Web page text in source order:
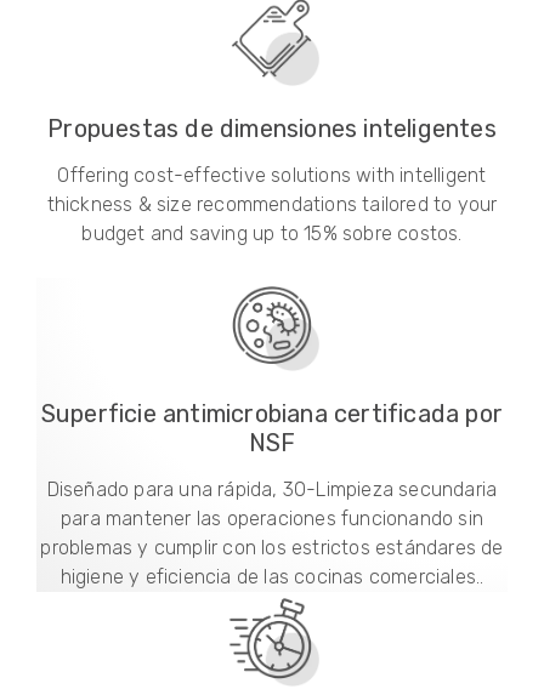
Propuestas de dimensiones inteligentes
Offering cost-effective solutions with intelligent
thickness & size recommendations tailored to your
budget and saving up to 15% sobre costos.
Superficie antimicrobiana certificada por
NSF
Diseñado para una rápida, 30-Limpieza secundaria
para mantener las operaciones funcionando sin
problemas y cumplir con los estrictos estándares de
higiene y eficiencia de las cocinas comerciales..